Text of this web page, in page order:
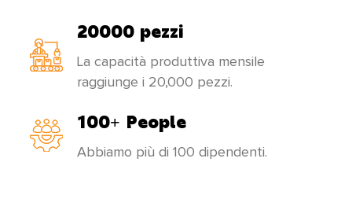
tutti!
20000 pezzi
La capacità produttiva mensile
raggiunge i 20,000 pezzi.
100+ People
Abbiamo più di 100 dipendenti.